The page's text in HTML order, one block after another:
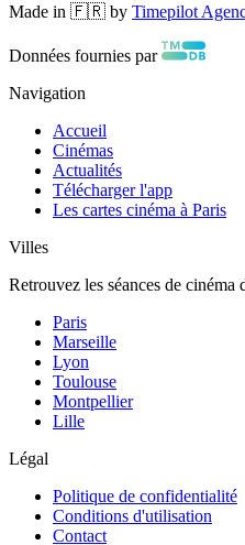
Made in 🇫🇷 by Timepilot
Données fournies par
Navigation
Accueil
Cinémas
Actualités
Télécharger l'app
Les cartes cinéma à Paris
Villes
Retrouvez les séances de cinéma
Paris
Marseille
Lyon
Toulouse
Montpellier
Lille
Légal
Politique de confidentialité
Conditions d'utilisation
Contact